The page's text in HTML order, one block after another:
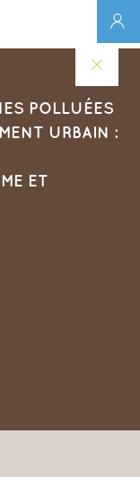
POLLUÉES
URBAIN :
ET